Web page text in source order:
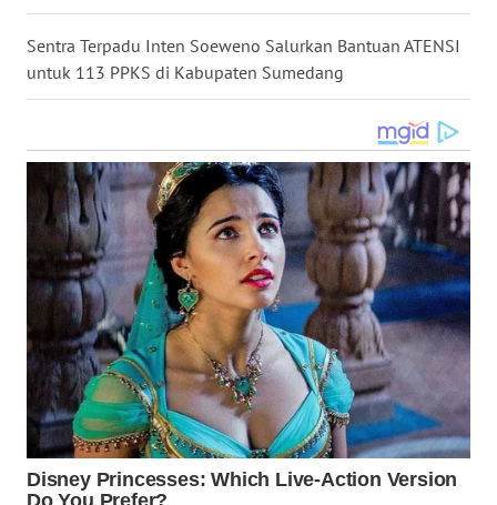
Sentra Terpadu Inten Soeweno Salurkan Bantuan ATENSI
untuk 113 PPKS di Kabupaten Sumedang
KALTARA
WN
KALTIM
WN
SULSEL
WN
GORONTALO
WN
SULUT